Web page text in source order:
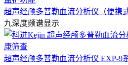
超声经颅多普勒血流分析仪（便携
九深度频谱显示
超声经颅多普勒血流分析仪 EXP-9